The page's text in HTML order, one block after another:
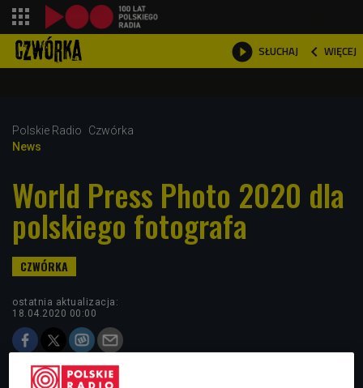
 SŁUCHAJ  WIĘCEJ

Polskie Radio
Czwórka
News
World Press Photo 2020 dla
polskiego fotografa
ostatnia aktualizacja:
18.04.2020 00:00